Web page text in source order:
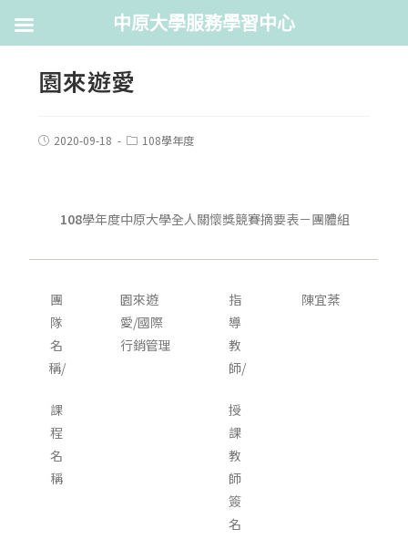
園來遊愛
2020-09-18 108學年度
108學年度中原大學全人關懷獎競賽摘要表－團體組
團
隊
名
稱/
課
程
名
稱
園來遊
愛/國際
行銷管理
指
導
教
師/
授
課
教
師
簽
名
陳宜棻
中原大學服務學習中心